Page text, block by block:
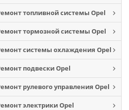
топливной системы Opel
тормозной системы Opel
системы охлаждения Opel
подвески Opel
рулевого управления Opel
электрики Opel